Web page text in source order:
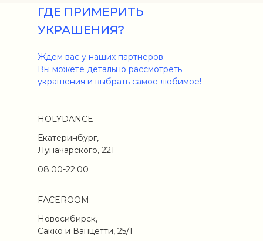
ГДЕ ПРИМЕРИТЬ
УКРАШЕНИЯ?
Екатеринбург,
Луначарского, 221
HOLYDANCE
08:00-22:00
Ждем вас у наших партнеров.
Вы можете детально рассмотреть
украшения и выбрать самое любимое!
FACEROOM
Новосибирск,
Сакко и Ванцетти, 25/1